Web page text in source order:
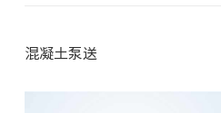
混凝土泵送